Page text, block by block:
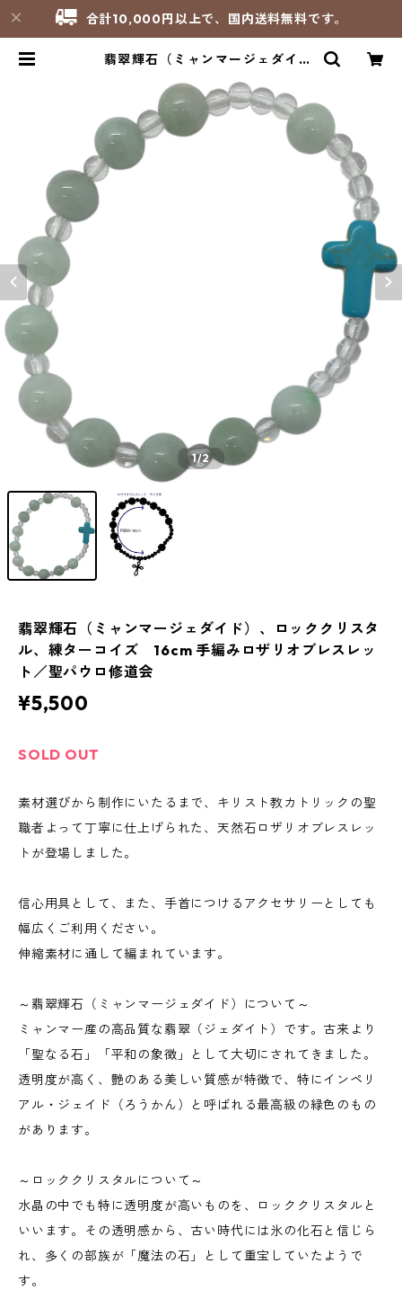
合計10,000円以上で、国内送料無料です。
翡翠輝石（ミャンマージェダイ
イズ 16cm 手編みロザリオブレス
レット／聖パウロ修道会 | サンパオ
リーノ - 修道院製品のお店
1/2
翡翠輝石（ミャンマージェダイド）、ロッククリスタ
ル、練ターコイズ 16cm 手編みロザリオブレスレッ
ト／聖パウロ修道会
¥5,500
SOLD OUT
素材選びから制作にいたるまで、キリスト教カトリックの聖
職者よって丁寧に仕上げられた、天然石ロザリオブレスレッ
トが登場しました。
信心用具として、また、手首につけるアクセサリーとしても
幅広くご利用ください。
伸縮素材に通して編まれています。
～翡翠輝石（ミャンマージェダイド）について～
ミャンマー産の高品質な翡翠（ジェダイト）です。古来より
「聖なる石」「平和の象徴」として大切にされてきました。
透明度が高く、艶のある美しい質感が特徴で、特にインペリ
アル・ジェイド（ろうかん）と呼ばれる最高級の緑色のもの
があります。
～ロッククリスタルについて～
水晶の中でも特に透明度が高いものを、ロッククリスタルと
いいます。その透明感から、古い時代には氷の化石と信じら
れ、多くの部族が「魔法の石」として重宝していたようで
す。